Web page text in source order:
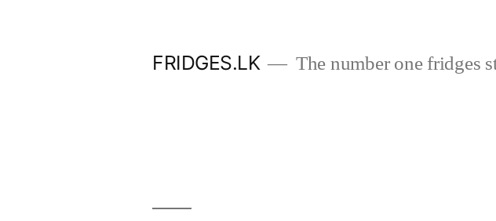
FRIDGES.LK The number one fridges